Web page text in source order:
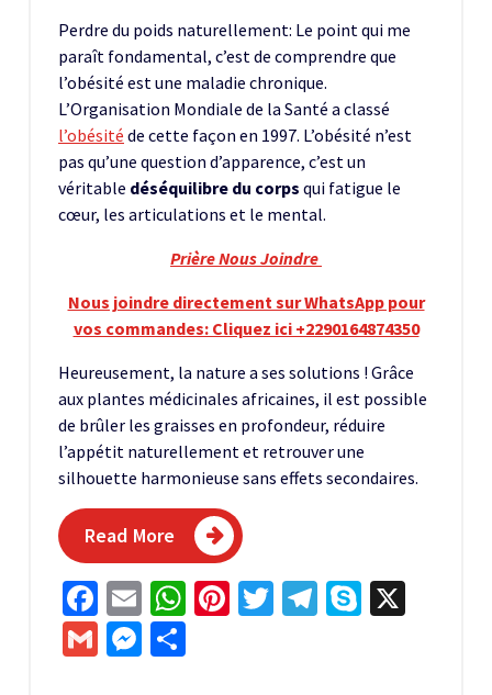
Perdre du poids naturellement: Le point qui me
paraît fondamental, c’est de comprendre que
l’obésité est une maladie chronique.
L’Organisation Mondiale de la Santé a classé
l’obésité de cette façon en 1997. L’obésité n’est
pas qu’une question d’apparence, c’est un
véritable déséquilibre du corps qui fatigue le
cœur, les articulations et le mental.
Prière Nous Joindre
Nous joindre directement sur WhatsApp pour
vos commandes: Cliquez ici +2290164874350
Heureusement, la nature a ses solutions ! Grâce
aux plantes médicinales africaines, il est possible
de brûler les graisses en profondeur, réduire
l’appétit naturellement et retrouver une
silhouette harmonieuse sans effets secondaires.
Read More
Facebook
EmailWhatsApp
Pinterest
Twitter
Telegram
Skype
GmailMessenger